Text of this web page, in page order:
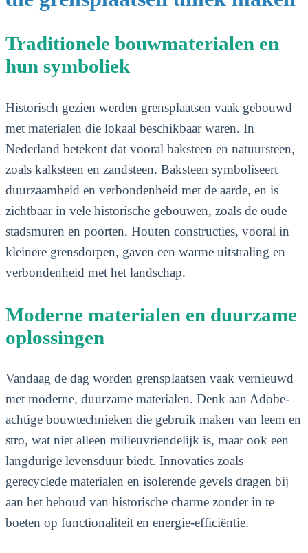
Traditionele bouwmaterialen en
hun symboliek
Historisch gezien werden grensplaatsen vaak gebouwd
met materialen die lokaal beschikbaar waren. In
Nederland betekent dat vooral baksteen en natuursteen,
zoals kalksteen en zandsteen. Baksteen symboliseert
duurzaamheid en verbondenheid met de aarde, en is
zichtbaar in vele historische gebouwen, zoals de oude
stadsmuren en poorten. Houten constructies, vooral in
kleinere grensdorpen, gaven een warme uitstraling en
verbondenheid met het landschap.
Moderne materialen en duurzame
oplossingen
Vandaag de dag worden grensplaatsen vaak vernieuwd
met moderne, duurzame materialen. Denk aan Adobe-
achtige bouwtechnieken die gebruik maken van leem en
stro, wat niet alleen milieuvriendelijk is, maar ook een
langdurige levensduur biedt. Innovaties zoals
gerecyclede materialen en isolerende gevels dragen bij
aan het behoud van historische charme zonder in te
boeten op functionaliteit en energie-efficiëntie.